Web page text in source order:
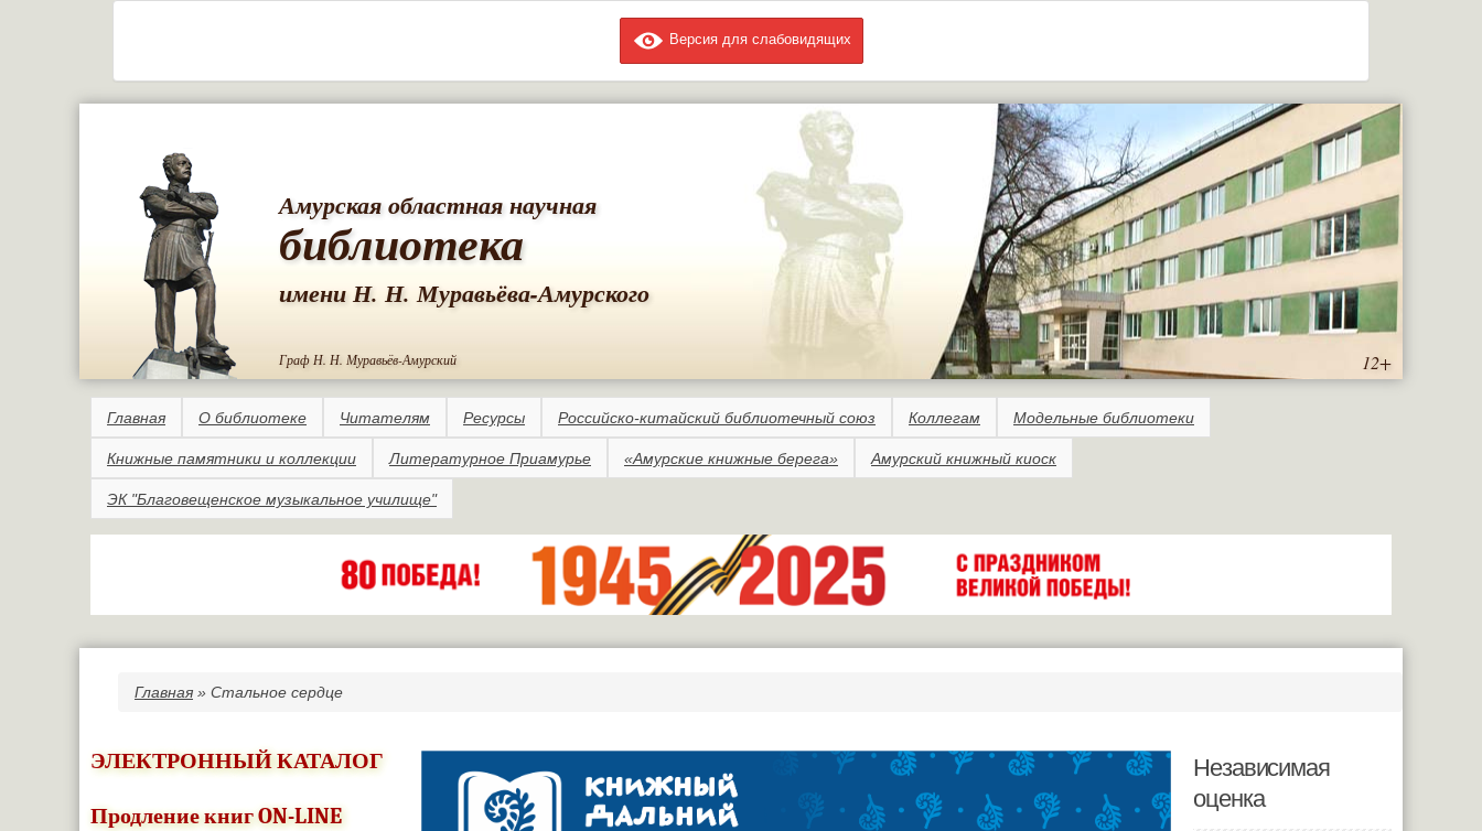
Версия для слабовидящих
Амурская областная научная
библиотека
имени Н. Н. Муравьёва-Амурского
Граф Н. Н. Муравьёв-Амурский 12+
Главная О библиотеке Читателям Ресурсы Российско-китайский библиотечный союз Коллегам Модельные библиотеки
Книжные памятники и коллекции Литературное Приамурье «Амурские книжные берега» Амурский книжный киоск
ЭК "Благовещенское музыкальное училище"
Вы здесь
Главная » Стальное сердце
ЭЛЕКТРОННЫЙ КАТАЛОГ
Продление книг ON-LINE
Независимая
оценка